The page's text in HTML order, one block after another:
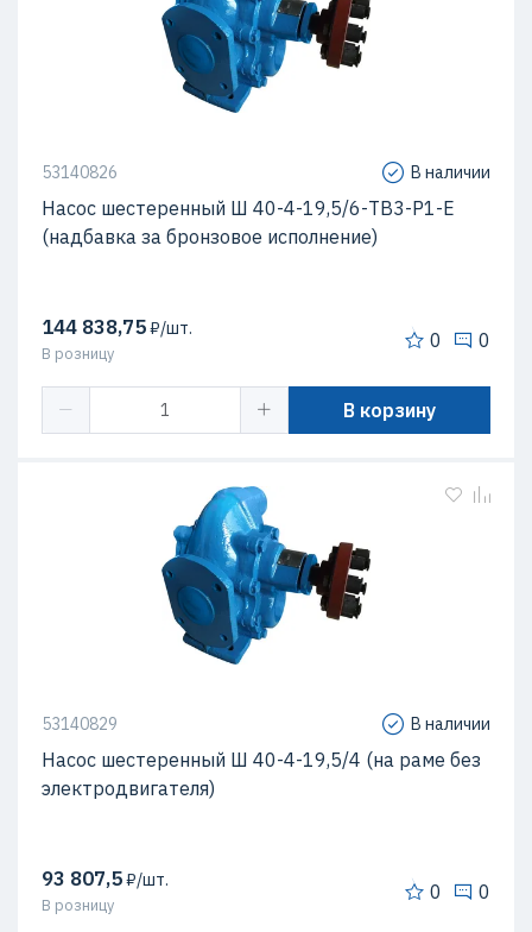
53140826 В наличии
Насос шестеренный Ш 40-4-19,5/6-ТВ3-Р1-Е
(надбавка за бронзовое исполнение)
144 838,75₽/шт.
В розницу
0 0
В корзину
53140829 В наличии
Насос шестеренный Ш 40-4-19,5/4 (на раме без
электродвигателя)
93 807,5₽/шт.
В розницу
0 0